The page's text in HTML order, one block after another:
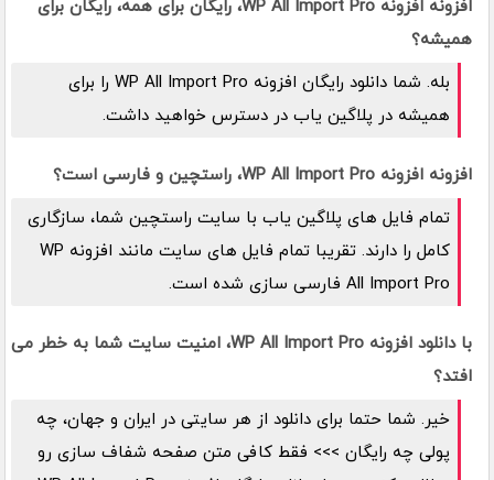
افزونه افزونه WP All Import Pro، رایگان برای همه، رایگان برای
همیشه؟
بله. شما دانلود رایگان افزونه WP All Import Pro را برای
همیشه در پلاگین یاب در دسترس خواهید داشت.
افزونه افزونه WP All Import Pro، راستچین و فارسی است؟
تمام فایل های پلاگین یاب با سایت راستچین شما، سازگاری
کامل را دارند. تقریبا تمام فایل های سایت مانند افزونه WP
All Import Pro فارسی سازی شده است.
با دانلود افزونه WP All Import Pro، امنیت سایت شما به خطر می
افتد؟
خیر. شما حتما برای دانلود از هر سایتی در ایران و جهان، چه
پولی چه رایگان >>> فقط کافی متن صفحه شفاف سازی رو